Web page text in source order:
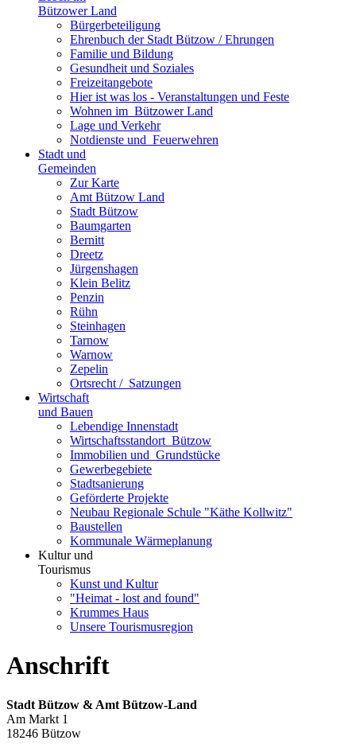
Bützower Land
Bürgerbeteiligung
Ehrenbuch der Stadt Bützow / Ehrungen
Familie und Bildung
Gesundheit und Soziales
Freizeit­angebote
Hier ist was los - Veranstaltungen und Feste
Wohnen im ­ Bützower Land
Lage und Verkehr
Notdienste und ­ Feuerwehren
Stadt und
Gemeinden
Zur Karte
Amt Bützow Land
Stadt Bützow
Baumgarten
Bernitt
Dreetz
Jürgenshagen
Klein Belitz
Penzin
Rühn
Steinhagen
Tarnow
Warnow
Zepelin
Ortsrecht / ­ Satzungen
Wirtschaft
und Bauen
Lebendige Innenstadt
Wirtschaftsstand­ort ­ Bützow
Immobilien und ­ Grundstücke
Gewerbegebiete
Stadtsanierung
Geförderte Projekte
Neubau Regionale Schule "Käthe Kollwitz"
Baustellen
Kommunale Wärmeplanung
Kultur und
Tourismus
Kunst und Kultur
"Heimat - lost and found"
Krummes Haus
Unsere Tourismusregion
Anschrift
Stadt Bützow & Amt Bützow-Land
Am Markt 1
18246 Bützow